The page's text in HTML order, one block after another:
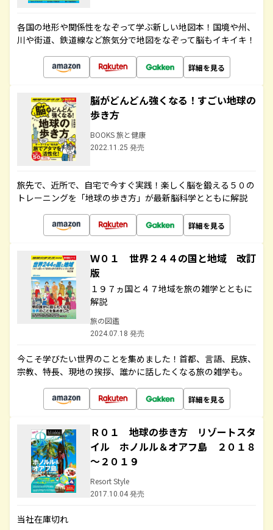
各国の地形や関係性をなぞって学ぶ新しい地図本！国境や州、
川や街道、鉄道線など旅気分で地図をなぞって脳もイキイキ！
詳細を見る
脳がどんどん強くなる！すごい地球の
歩き方
BOOKS 旅と健康
2022.11.25 発売
旅先で、近所で、自宅で今すぐ実践！楽しく脳を鍛える５０の
トレーニングを「地球の歩き方」が最新脳科学とともに解説
詳細を見る
Ｗ０１ 世界２４４の国と地域 改訂
版
１９７ヵ国と４７地域を旅の雑学とともに
解説
旅の図鑑
2024.07.18 発売
今こそ学びたい世界のことを集めました！首都、言語、民族、
宗教、特長、現地の挨拶、誰かに話したくなる旅の雑学も。
詳細を見る
Ｒ０１ 地球の歩き方 リゾートスタ
イル ホノルル＆オアフ島 ２０１８
～２０１９
Resort Style
2017.10.04 発売
当社在庫切れ